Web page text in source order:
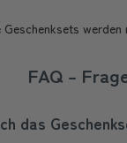
Geschenksets
FAQ –
das